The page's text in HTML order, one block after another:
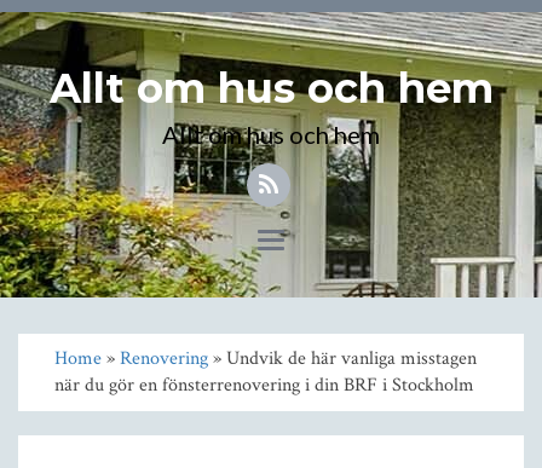
Allt om hus och hem
Allt om hus och hem
Toggle
navigation
Home»Renovering» Undvik de här vanliga misstagen
när du gör en fönsterrenovering i din BRF i Stockholm